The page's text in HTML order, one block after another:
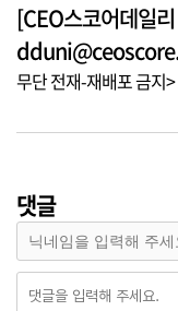
[CEO스코어데일
무단 전재-재배포 금지
댓글